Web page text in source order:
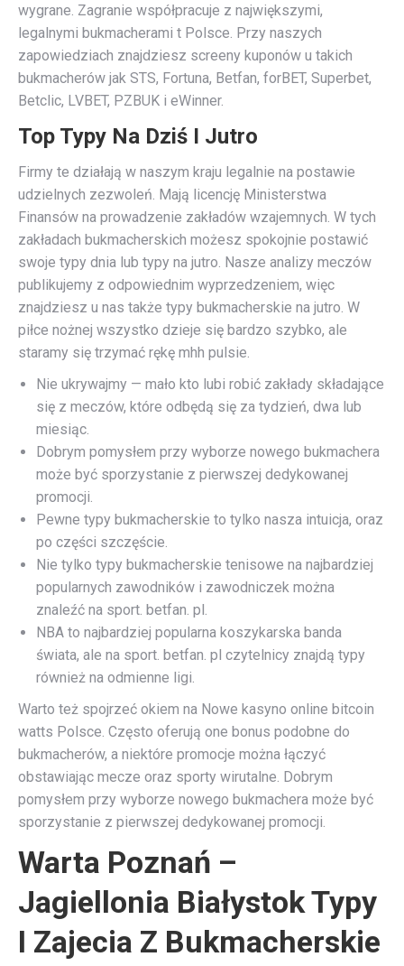
wygrane. Zagranie współpracuje z największymi,
legalnymi bukmacherami t Polsce. Przy naszych
zapowiedziach znajdziesz screeny kuponów u takich
bukmacherów jak STS, Fortuna, Betfan, forBET, Superbet,
Betclic, LVBET, PZBUK i eWinner.
Top Typy Na Dziś I Jutro
Firmy te działają w naszym kraju legalnie na postawie
udzielnych zezwoleń. Mają licencję Ministerstwa
Finansów na prowadzenie zakładów wzajemnych. W tych
zakładach bukmacherskich możesz spokojnie postawić
swoje typy dnia lub typy na jutro. Nasze analizy meczów
publikujemy z odpowiednim wyprzedzeniem, więc
znajdziesz u nas także typy bukmacherskie na jutro. W
piłce nożnej wszystko dzieje się bardzo szybko, ale
staramy się trzymać rękę mhh pulsie.
Nie ukrywajmy — mało kto lubi robić zakłady składające
się z meczów, które odbędą się za tydzień, dwa lub
miesiąc.
Dobrym pomysłem przy wyborze nowego bukmachera
może być sporzystanie z pierwszej dedykowanej
promocji.
Pewne typy bukmacherskie to tylko nasza intuicja, oraz
po części szczęście.
Nie tylko typy bukmacherskie tenisowe na najbardziej
popularnych zawodników i zawodniczek można
znaleźć na sport. betfan. pl.
NBA to najbardziej popularna koszykarska banda
świata, ale na sport. betfan. pl czytelnicy znajdą typy
również na odmienne ligi.
Warto też spojrzeć okiem na Nowe kasyno online bitcoin
watts Polsce. Często oferują one bonus podobne do
bukmacherów, a niektóre promocje można łączyć
obstawiając mecze oraz sporty wirutalne. Dobrym
pomysłem przy wyborze nowego bukmachera może być
sporzystanie z pierwszej dedykowanej promocji.
Warta Poznań –
Jagiellonia Białystok Typy
I Zajecia Z Bukmacherskie